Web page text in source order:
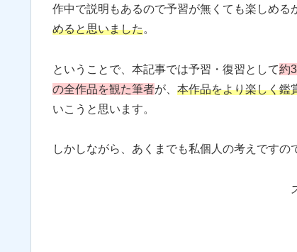
作中で説明もあるので予習が無くても楽しめる
めると思いました。
ということで、本記事では予習・復習として約
の全作品を観た筆者が、 本作品をより楽しく鑑
いこうと思います。
しかしながら、あくまでも私個人の考えですの